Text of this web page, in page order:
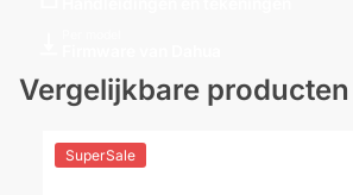
Vergelijkbare producten
SuperSale